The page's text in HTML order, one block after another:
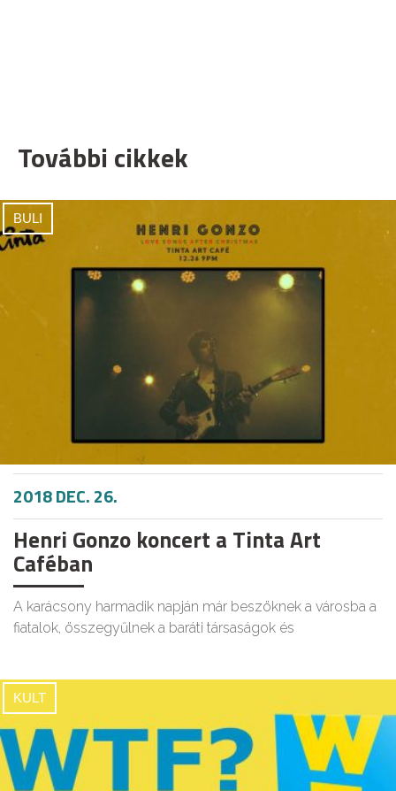
További cikkek
BULI
2018 DEC. 26.
Henri Gonzo koncert a Tinta Art
Caféban
A karácsony harmadik napján már beszöknek a városba a
fiatalok, összegyűlnek a baráti társaságok és
KULT